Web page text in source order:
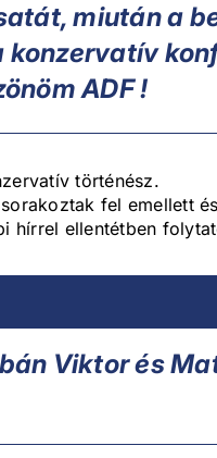
miután a
konzervatív
ADF !
történész.
fel emellett
hírrel ellentétben
Viktor és